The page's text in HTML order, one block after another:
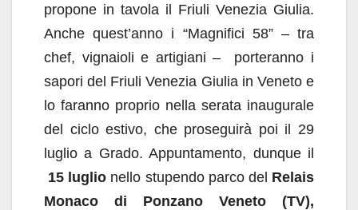
propone in tavola il Friuli Venezia Giulia.
Anche quest’anno i “Magnifici 58” – tra
chef, vignaioli e artigiani – porteranno i
sapori del Friuli Venezia Giulia in Veneto e
lo faranno proprio nella serata inaugurale
del ciclo estivo, che proseguirà poi il 29
luglio a Grado. Appuntamento, dunque il
15 luglio nello stupendo parco del Relais
Monaco di Ponzano Veneto (TV),